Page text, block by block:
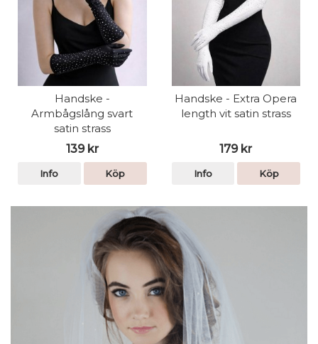
Handske -
Armbågslång svart
satin strass
139 kr
Info Köp
Handske - Extra Opera
length vit satin strass
179 kr
Info Köp